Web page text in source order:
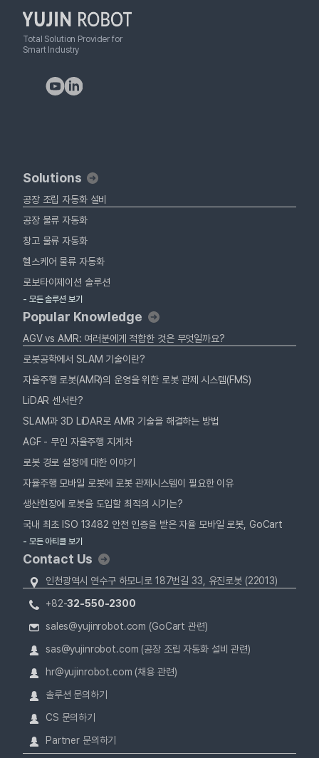
Total Solution Provider for
Smart Industry
Solutions
공장 조립 자동화 설비
공장 물류 자동화
창고 물류 자동화
헬스케어 물류 자동화
로보타이제이션 솔루션
- 모든 솔루션 보기
Popular Knowledge
AGV vs AMR: 여러분에게 적합한 것은 무엇일까요?
로봇공학에서 SLAM 기술이란?
자율주행 로봇(AMR)의 운영을 위한 로봇 관제 시스템(FMS)
LiDAR 센서란?
SLAM과 3D LiDAR로 AMR 기술을 해결하는 방법
AGF - 무인 자율주행 지게차
로봇 경로 설정에 대한 이야기
자율주행 모바일 로봇에 로봇 관제시스템이 필요한 이유
생산현장에 로봇을 도입할 최적의 시기는?
국내 최초 ISO 13482 안전 인증을 받은 자율 모바일 로봇, GoCart
- 모든 아티클 보기
Contact Us
인천광역시 연수구 하모니로 187번길 33, 유진로봇 (22013)
+82-32-550-2300
sales@yujinrobot.com (GoCart 관련)
sas@yujinrobot.com (공장 조립 자동화 설비 관련)
hr@yujinrobot.com (채용 관련)
솔루션 문의하기
CS 문의하기
Partner 문의하기